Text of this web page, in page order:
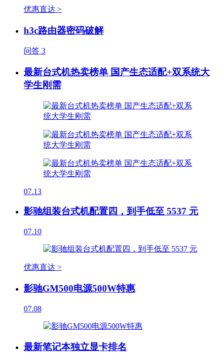
优惠直达 >
h3c路由器密码破解
问答 3
最新台式机热卖榜单 国产生态适配+双系统大
学生刚需
07.13
影驰组装台式机配置四，到手低至 5537 元
07.10
优惠直达 >
影驰GM500电源500W特惠
07.08
最新笔记本独立显卡排名